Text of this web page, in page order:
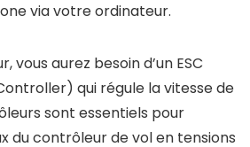
via votre ordinateur.
vous aurez besoin d’un ESC
qui régule la vitesse de
sont essentiels pour
du contrôleur de vol en tensions